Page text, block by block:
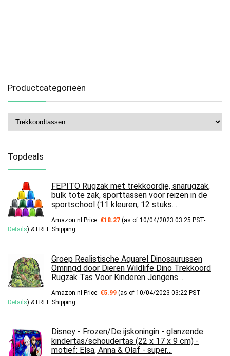
Productcategorieën
Topdeals
FEPITO Rugzak met trekkoordje, snarugzak,
bulk tote zak, sporttassen voor reizen in de
sportschool (11 kleuren, 12 stuks…
Amazon.nl Price: €18.27 (as of 10/04/2023 03:25 PST-
Details) & FREE Shipping.
Groep Realistische Aquarel Dinosaurussen
Omringd door Dieren Wildlife Dino Trekkoord
Rugzak Tas Voor Kinderen Jongens…
Amazon.nl Price: €5.99 (as of 10/04/2023 03:22 PST-
Details) & FREE Shipping.
Disney - Frozen/De ijskoningin - glanzende
kindertas/schoudertas (22 x 17 x 9 cm) -
motief: Elsa, Anna & Olaf - super…